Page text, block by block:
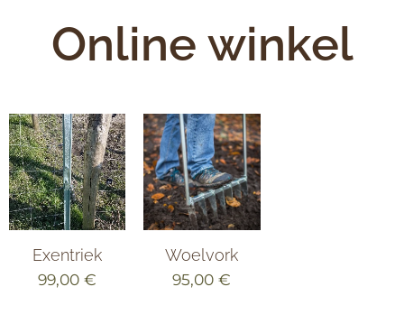
Online winkel
Exentriek
99,00 €
Woelvork
95,00 €